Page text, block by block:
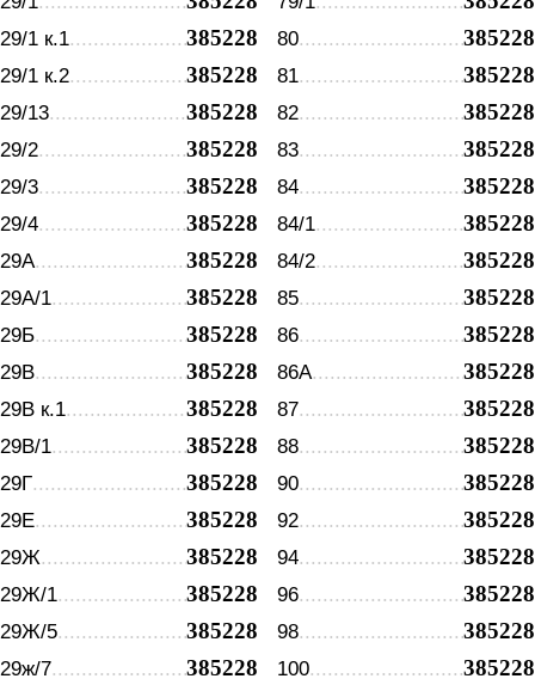
29/1 к.1 385228
29/1 к.2 385228
29/13 385228
29/2 385228
29/3 385228
29/4 385228
29А 385228
29А/1 385228
29Б 385228
29В 385228
29В к.1 385228
29В/1 385228
29Г 385228
29Е 385228
29Ж 385228
29Ж/1 385228
29Ж/5 385228
29ж/7 385228
80 385228
81 385228
82 385228
83 385228
84 385228
84/1 385228
84/2 385228
85 385228
86 385228
86А 385228
87 385228
88 385228
90 385228
92 385228
94 385228
96 385228
98 385228
100 385228